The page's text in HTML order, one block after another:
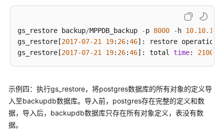
API
参
考
参
考
gs_restore backup/MPPDB_backup -p 8000 - h 10.10.10
gs_restore[2017-07-21 19: 26:46]: restore operation
gs_restore[2017-07-21 19: 26:46]: total time: 21003
示例四：执行gs_restore，将postgres数据库的所有对象的定义导
入至backupdb数据库。导入前，postgres存在完整的定义和数
据，导入后，backupdb数据库只存在所有对象定义，表没有数
据。